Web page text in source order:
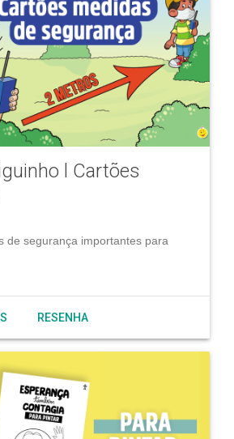
l Cartões
de segurança importantes para
RESENHA